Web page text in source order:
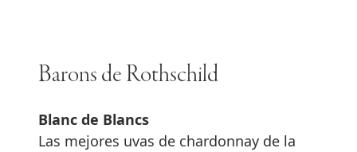
Barons de Rothschild
Blanc de Blancs
Las mejores uvas de chardonnay de la